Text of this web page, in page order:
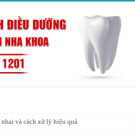
và cách xử lý hiệu quả